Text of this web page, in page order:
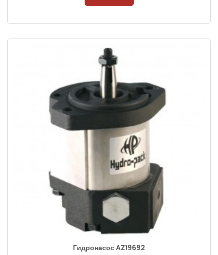
Гидронасос AZ19692